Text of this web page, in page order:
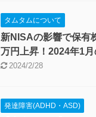
タムタムについて
新NISAの影響で保有
万円上昇！2024年1
2024/2/28
発達障害(ADHD・ASD)